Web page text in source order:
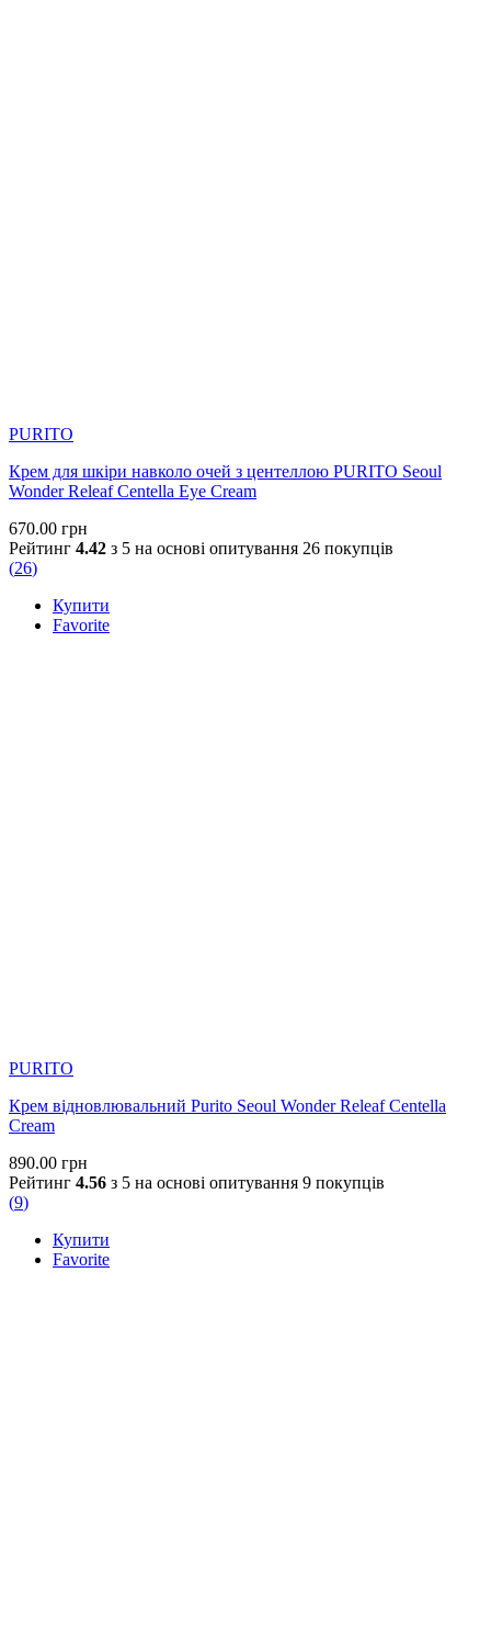
PURITO
Крем для шкіри навколо очей з центеллою PURITO Seoul
Wonder Releaf Centella Eye Cream
670.00 грн
Рейтинг 4.42 з 5 на основі опитування 26 покупців
(26)
Купити
Favorite
PURITO
Крем відновлювальний Purito Seoul Wonder Releaf Centella
Cream
890.00 грн
Рейтинг 4.56 з 5 на основі опитування 9 покупців
(9)
Купити
Favorite